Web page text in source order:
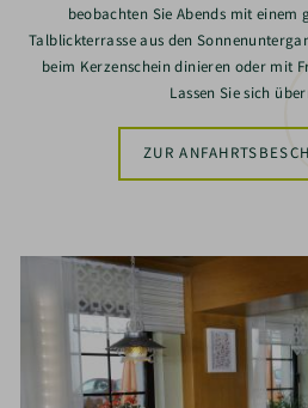
beobachten Sie Abends mit einem
Talblickterrasse aus den
beim Kerzenschein dinieren oder mit
Lassen Sie sich
ZUR